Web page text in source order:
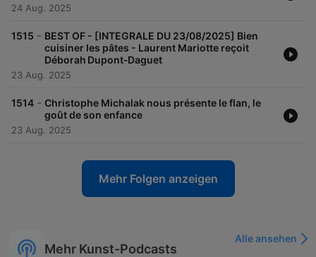
24 Aug. 2025
1515 - BEST OF - [INTEGRALE DU 23/08/2025] Bien
cuisiner les pâtes - Laurent Mariotte reçoit
Déborah Dupont‑Daguet
23 Aug. 2025
1514 - Christophe Michalak nous présente le flan, le
goût de son enfance
23 Aug. 2025
Mehr Folgen anzeigen
Mehr Kunst-Podcasts
Alle ansehen